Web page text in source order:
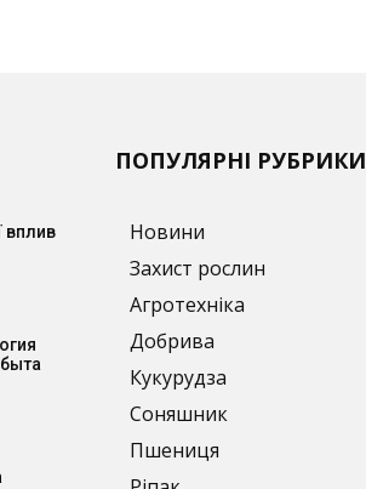
вплив
ПОПУЛЯРНІ РУБРИКИ
Новини
Захист рослин
Агротехніка
Добрива
Кукурудза
Соняшник
Пшениця